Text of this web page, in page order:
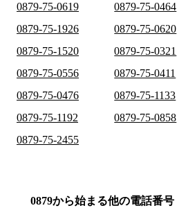
0879-75-0619
0879-75-0464
0879-75-1926
0879-75-0620
0879-75-1520
0879-75-0321
0879-75-0556
0879-75-0411
0879-75-0476
0879-75-1133
0879-75-1192
0879-75-0858
0879-75-2455
0879から始まる他の電話番号